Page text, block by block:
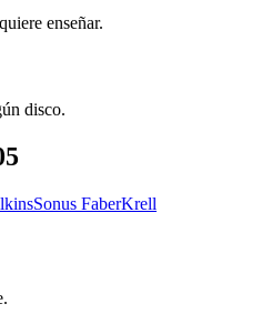
enseñar.
disco.
Sonus FaberKrell